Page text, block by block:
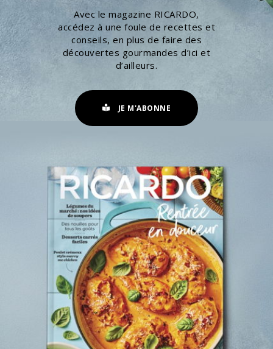
Avec le magazine RICARDO,
accédez à une foule de recettes et
conseils, en plus de faire des
découvertes gourmandes d’ici et
d’ailleurs.
JE M'ABONNE